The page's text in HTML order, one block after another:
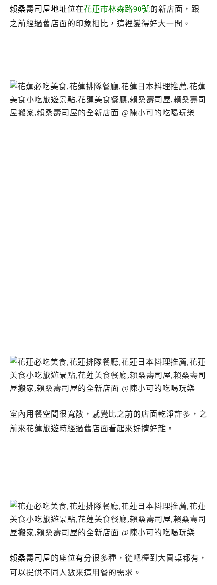
賴桑壽司屋地址位在花蓮市林森路90號的新店面，跟
之前經過舊店面的印象相比，這裡變得好大一間。
室內用餐空間很寬敞，感覺比之前的店面乾淨許多，之
前來花蓮旅遊時經過舊店面看起來好擠好雜。
賴桑壽司屋的座位有分很多種，從吧檯到大圓桌都有，
可以提供不同人數來這用餐的需求。